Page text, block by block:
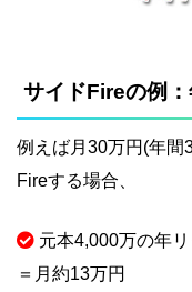
サイドFireの例
例えば月30万円(年間
Fireする場合、
元本4,000万の年
＝月約13万円